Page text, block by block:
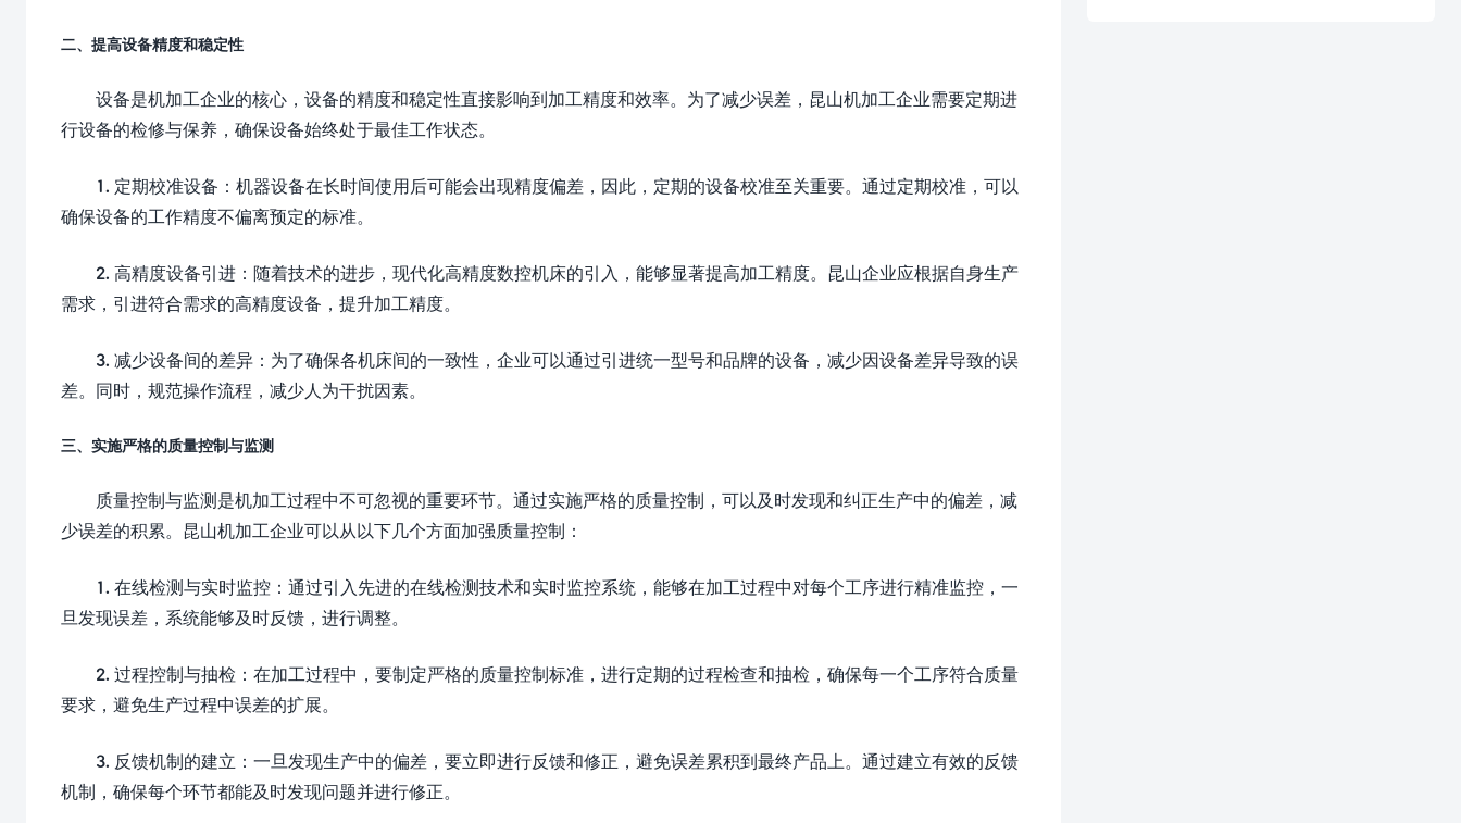
二、提高设备精度和稳定性
设备是机加工企业的核心，设备的精度和稳定性直接影响到加工精度和效率。为了减少误差，昆山机加工企业需要定期进
行设备的检修与保养，确保设备始终处于最佳工作状态。
1. 定期校准设备：机器设备在长时间使用后可能会出现精度偏差，因此，定期的设备校准至关重要。通过定期校准，可以
确保设备的工作精度不偏离预定的标准。
2. 高精度设备引进：随着技术的进步，现代化高精度数控机床的引入，能够显著提高加工精度。昆山企业应根据自身生产
需求，引进符合需求的高精度设备，提升加工精度。
3. 减少设备间的差异：为了确保各机床间的一致性，企业可以通过引进统一型号和品牌的设备，减少因设备差异导致的误
差。同时，规范操作流程，减少人为干扰因素。
三、实施严格的质量控制与监测
质量控制与监测是机加工过程中不可忽视的重要环节。通过实施严格的质量控制，可以及时发现和纠正生产中的偏差，减
少误差的积累。昆山机加工企业可以从以下几个方面加强质量控制：
1. 在线检测与实时监控：通过引入先进的在线检测技术和实时监控系统，能够在加工过程中对每个工序进行精准监控，一
旦发现误差，系统能够及时反馈，进行调整。
2. 过程控制与抽检：在加工过程中，要制定严格的质量控制标准，进行定期的过程检查和抽检，确保每一个工序符合质量
要求，避免生产过程中误差的扩展。
3. 反馈机制的建立：一旦发现生产中的偏差，要立即进行反馈和修正，避免误差累积到最终产品上。通过建立有效的反馈
机制，确保每个环节都能及时发现问题并进行修正。